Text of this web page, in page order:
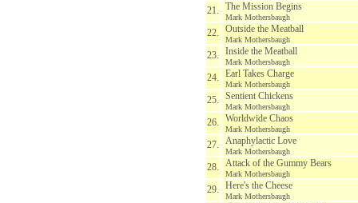
21. The Mission Begins
Mark Mothersbaugh
22. Outside the Meatball
Mark Mothersbaugh
23. Inside the Meatball
Mark Mothersbaugh
24. Earl Takes Charge
Mark Mothersbaugh
25. Sentient Chickens
Mark Mothersbaugh
26. Worldwide Chaos
Mark Mothersbaugh
27. Anaphylactic Love
Mark Mothersbaugh
28. Attack of the Gummy Bears
Mark Mothersbaugh
29. Here's the Cheese
Mark Mothersbaugh